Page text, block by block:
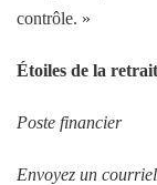
contrôle. »
Étoiles de la
Poste financier
Envoyez un